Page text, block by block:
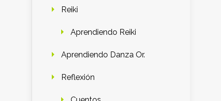
Reiki
Aprendiendo Reiki
Aprendiendo Danza Or.
Reflexión